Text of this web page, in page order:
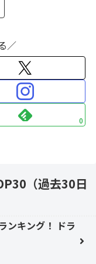
／
0
（過去30日
ンキング！ ドラ